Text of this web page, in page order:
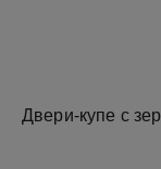
Двери-купе с